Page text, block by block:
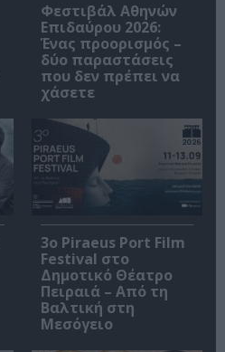
Φεστιβάλ Αθηνών
Επιδαύρου 2026:
Ένας προορισμός –
δύο παραστάσεις
που δεν πρέπει να
χάσετε
3o Piraeus Port Film
Festival στο
Δημοτικό Θέατρο
Πειραιά – Από τη
Βαλτική στη
Μεσόγειο